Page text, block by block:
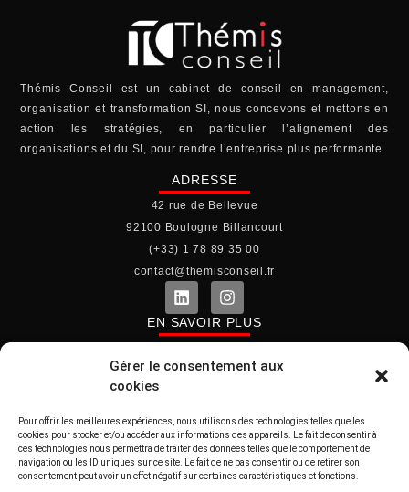
Gérer le consentement aux
cookies
Pour offrir les meilleures expériences, nous utilisons des technologies telles que les
cookies pour stocker et/ou accéder aux informations des appareils. Le fait de consentir à
ces technologies nous permettra de traiter des données telles que le comportement de
navigation ou les ID uniques sur ce site. Le fait de ne pas consentir ou de retirer son
consentement peut avoir un effet négatif sur certaines caractéristiques et fonctions.
Thémis Conseil est un cabinet de conseil en management,
organisation et transformation SI, nous concevons et mettons en
action les stratégies, en particulier l’alignement des
organisations et du SI, pour rendre l’entreprise plus performante.
ADRESSE
42 rue de Bellevue
92100 Boulogne Billancourt
(+33) 1 78 89 35 00
contact@themisconseil.fr
EN SAVOIR PLUS
Politique de confidentialité
ACCÈS RAPIDE
Thémis Lab